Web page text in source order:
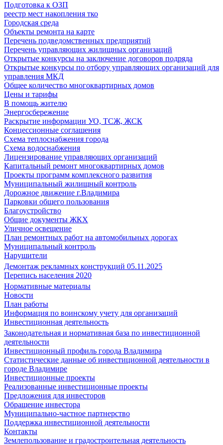
Подготовка к ОЗП
реестр мест накопления тко
Городская среда
Объекты ремонта на карте
Перечень подведомственных предприятий
Перечень управляющих жилищных организаций
Открытые конкурсы на заключение договоров подряда
Открытые конкурсы по отбору управляющих организаций для
управления МКД
Общее количество многоквартирных домов
Цены и тарифы
В помощь жителю
Энергосбережение
Раскрытие информации УО, ТСЖ, ЖСК
Концессионные соглашения
Схема теплоснабжения города
Схема водоснабжения
Лицензирование управляющих организаций
Капитальный ремонт многоквартирных домов
Проекты программ комплексного развития
Муниципальный жилищный контроль
Дорожное движение г.Владимира
Парковки общего пользования
Благоустройство
Общие документы ЖКХ
Уличное освещение
План ремонтных работ на автомобильных дорогах
Муниципальный контроль
Нарушители
Демонтаж рекламных конструкций 05.11.2025
Перепись населения 2020
Нормативные материалы
Новости
План работы
Информация по воинскому учету для организаций
Инвестиционная деятельность
Законодательная и нормативная база по инвестиционной
деятельности
Инвестиционный профиль города Владимира
Статистические данные об инвестиционной деятельности в
городе Владимире
Инвестиционные проекты
Реализованные инвестиционные проекты
Предложения для инвесторов
Обращение инвестора
Муниципально-частное партнерство
Поддержка инвестиционной деятельности
Контакты
Землепользование и градостроительная деятельность